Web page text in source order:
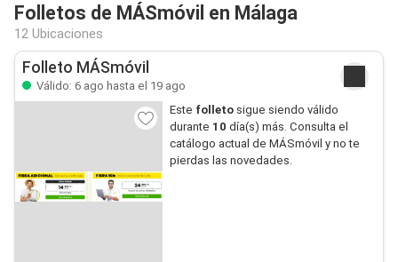
Folletos de MÁSmóvil en Málaga
12 Ubicaciones
Folleto MÁSmóvil
Válido: 6 ago hasta el 19 ago
Este folletosigue siendo válido
durante 10 día(s) más. Consulta el
catálogo actual de MÁSmóvil y no te
pierdas las novedades.